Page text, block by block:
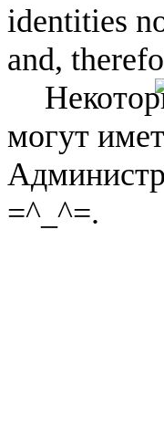
identities
and,
могут
=^_^=.